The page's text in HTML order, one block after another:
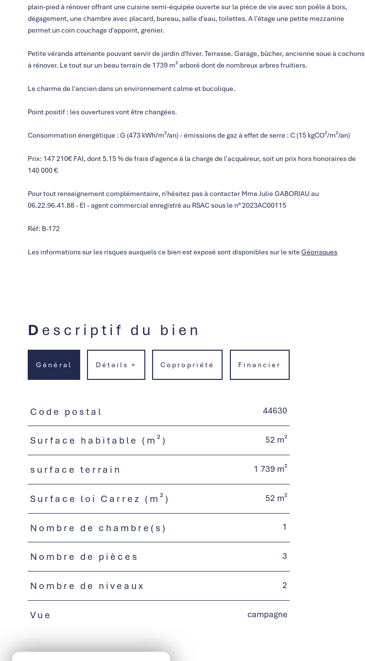
plain-pied à rénover offrant une cuisine semi-équipée ouverte sur la pièce de vie avec son poêle à bois,
dégagement, une chambre avec placard, bureau, salle d'eau, toilettes. A l'étage une petite mezzanine
permet un coin couchage d'appoint, grenier.
Petite véranda attenante pouvant servir de jardin d'hiver. Terrasse. Garage, bûcher, ancienne soue à cochons
à rénover. Le tout sur un beau terrain de 1739 m² arboré dont de nombreux arbres fruitiers.
Le charme de l'ancien dans un environnement calme et bucolique.
Point positif : les ouvertures vont être changées.
Consommation énergétique : G (473 kWh/m²/an) - émissions de gaz à effet de serre : C (15 kgCO²/m²/an)
Prix: 147 210€ FAI, dont 5.15 % de frais d'agence à la charge de l'acquéreur, soit un prix hors honoraires de
140 000 €
Pour tout renseignement complémentaire, n'hésitez pas à contacter Mme Julie GABORIAU au
06.22.96.41.88 - EI - agent commercial enregistré au RSAC sous le n° 2023AC00115
Réf: B-172
Les informations sur les risques auxquels ce bien est exposé sont disponibles sur le site Géorisques
Descriptif du bien
Général Détails + Copropriété Financier
TRAD_PAMPERO_Caracteristique
Code postal 44630
Surface habitable (m²) 52 m²
surface terrain 1 739 m²
Surface loi Carrez (m²) 52 m²
Nombre de chambre(s) 1
Nombre de pièces 3
Nombre de niveaux 2
Vue campagne